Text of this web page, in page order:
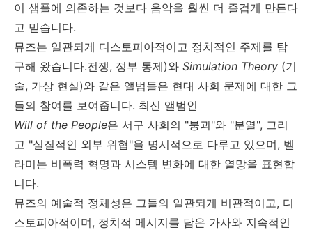
이 샘플에 의존하는 것보다 음악을 훨씬 더 즐겁게 만든다
고 믿습니다.
뮤즈는 일관되게 디스토피아적이고 정치적인 주제를 탐
구해 왔습니다.전쟁, 정부 통제)와 Simulation Theory (기
술, 가상 현실)와 같은 앨범들은 현대 사회 문제에 대한 그
들의 참여를 보여줍니다. 최신 앨범인
Will of the People은 서구 사회의 "붕괴"와 "분열", 그리
고 "실질적인 외부 위협"을 명시적으로 다루고 있으며, 벨
라미는 비폭력 혁명과 시스템 변화에 대한 열망을 표현합
니다.
뮤즈의 예술적 정체성은 그들의 일관되게 비관적이고, 디
스토피아적이며, 정치적 메시지를 담은 가사와 지속적인